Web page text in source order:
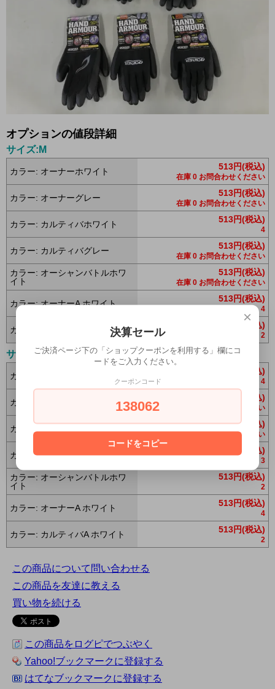
オプションの値段詳細
サイズ:M
カラー: オーナーホワイト 513円(税込)
在庫 0 お問合わせください
カラー: オーナーグレー 513円(税込)
在庫 0 お問合わせください
カラー: カルティバホワイト 513円(税込)
4
カラー: カルティバグレー 513円(税込)
在庫 0 お問合わせください
カラー: オーシャンバトルホワ
イト
513円(税込)
在庫 0 お問合わせください
カラー: オーナーA ホワイト 513円(税込)
4
カラー: カルティバA ホワイト 513円(税込)
2
サイズ:L
カラー: オーナーホワイト 513円(税込)
4
カラー: オーナーグレー 513円(税込)
在庫 0 お問合わせください
カラー: カルティバホワイト 513円(税込)
在庫 0 お問合わせください
カラー: カルティバグレー 513円(税込)
3
カラー: オーシャンバトルホワ
イト
513円(税込)
2
カラー: オーナーA ホワイト 513円(税込)
4
カラー: カルティバA ホワイト 513円(税込)
2
この商品について問い合わせる
この商品を友達に教える
買い物を続ける
この商品をログピでつぶやく
Yahoo!ブックマークに登録する
はてなブックマークに登録する
×
決算セール
ご決済ページ下の「ショップクーポンを利用する」欄にコ
ードをご入力ください。
クーポンコード
138062
コードをコピー